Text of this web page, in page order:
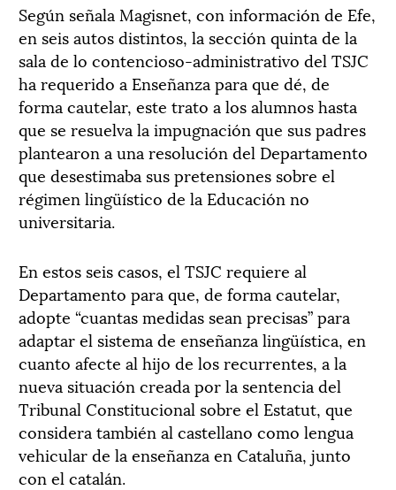
Según señala Magisnet, con información de Efe,
en seis autos distintos, la sección quinta de la
sala de lo contencioso-administrativo del TSJC
ha requerido a Enseñanza para que dé, de
forma cautelar, este trato a los alumnos hasta
que se resuelva la impugnación que sus padres
plantearon a una resolución del Departamento
que desestimaba sus pretensiones sobre el
régimen lingüístico de la Educación no
universitaria.
En estos seis casos, el TSJC requiere al
Departamento para que, de forma cautelar,
adopte “cuantas medidas sean precisas” para
adaptar el sistema de enseñanza lingüística, en
cuanto afecte al hijo de los recurrentes, a la
nueva situación creada por la sentencia del
Tribunal Constitucional sobre el Estatut, que
considera también al castellano como lengua
vehicular de la enseñanza en Cataluña, junto
con el catalán.